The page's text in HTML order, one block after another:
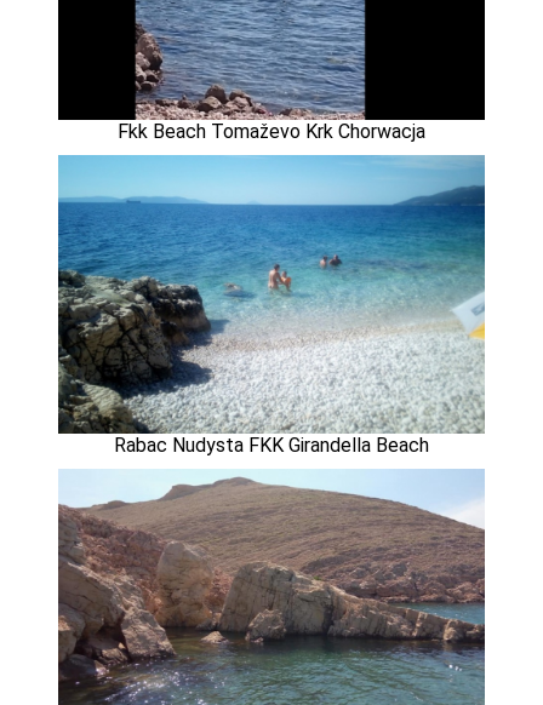
Fkk Beach Tomaževo Krk Chorwacja
Rabac Nudysta FKK Girandella Beach